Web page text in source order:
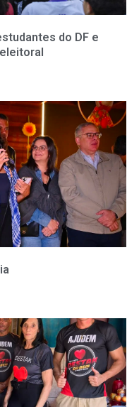
do DF e